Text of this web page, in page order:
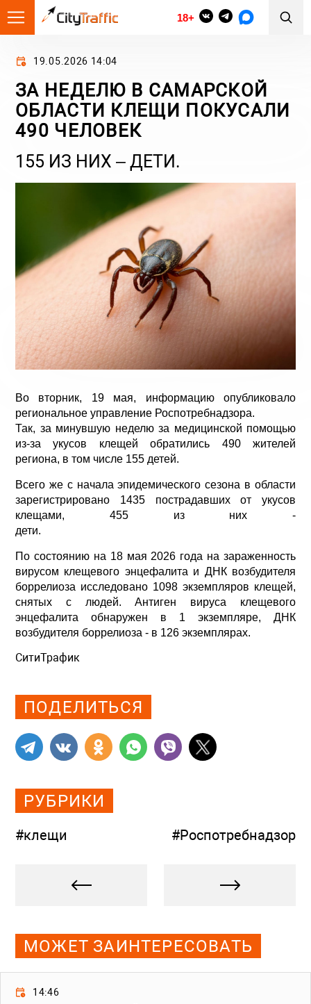
18+
19.05.2026 14:04
ЗА НЕДЕЛЮ В САМАРСКОЙ
ОБЛАСТИ КЛЕЩИ ПОКУСАЛИ
490 ЧЕЛОВЕК
155 ИЗ НИХ – ДЕТИ.
Во вторник, 19 мая, информацию опубликовало
региональное управление Роспотребнадзора.
Так, за минувшую неделю за медицинской помощью
из-за укусов клещей обратились 490 жителей
региона, в том числе 155 детей.
Всего же с начала эпидемического сезона в области
зарегистрировано 1435 пострадавших от укусов
клещами, 455 из них -
По состоянию на 18 мая 2026 года на зараженность
вирусом клещевого энцефалита и ДНК возбудителя
боррелиоза исследовано 1098 экземпляров клещей,
снятых с людей. Антиген вируса клещевого
энцефалита обнаружен в 1 экземпляре, ДНК
возбудителя боррелиоза - в 126 экземплярах.
СитиТрафик
ПОДЕЛИТЬСЯ
РУБРИКИ
#клещи #Роспотребнадзор
МОЖЕТ ЗАИНТЕРЕСОВАТЬ
14:46